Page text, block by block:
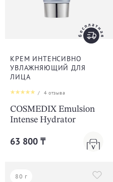
КРЕМ ИНТЕНСИВНО
УВЛАЖНЯЮЩИЙ ДЛЯ
ЛИЦА
/ 4отзыва
COSMEDIX Emulsion
Intense Hydrator
63 800 ₸
80 г